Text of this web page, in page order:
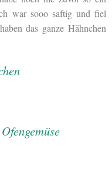
war sooo saftig und fiel
das ganze Hähnchen